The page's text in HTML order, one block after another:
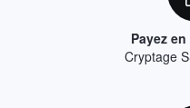
Payez
Cryptage